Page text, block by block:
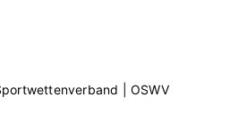
| OSWV